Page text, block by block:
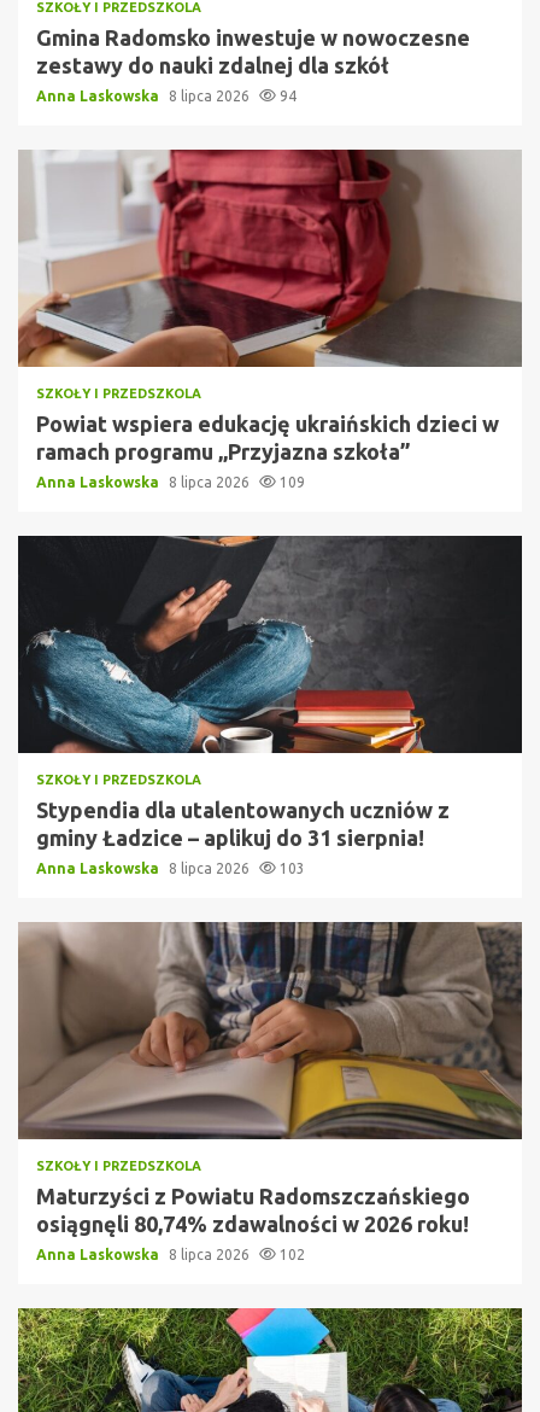
SZKOŁY I PRZEDSZKOLA
Gmina Radomsko inwestuje w nowoczesne
zestawy do nauki zdalnej dla szkół
Anna Laskowska 8 lipca 2026 94
SZKOŁY I PRZEDSZKOLA
Powiat wspiera edukację ukraińskich dzieci w
ramach programu „Przyjazna szkoła”
Anna Laskowska 8 lipca 2026 109
SZKOŁY I PRZEDSZKOLA
Stypendia dla utalentowanych uczniów z
gminy Ładzice – aplikuj do 31 sierpnia!
Anna Laskowska 8 lipca 2026 103
SZKOŁY I PRZEDSZKOLA
Maturzyści z Powiatu Radomszczańskiego
osiągnęli 80,74% zdawalności w 2026 roku!
Anna Laskowska 8 lipca 2026 102